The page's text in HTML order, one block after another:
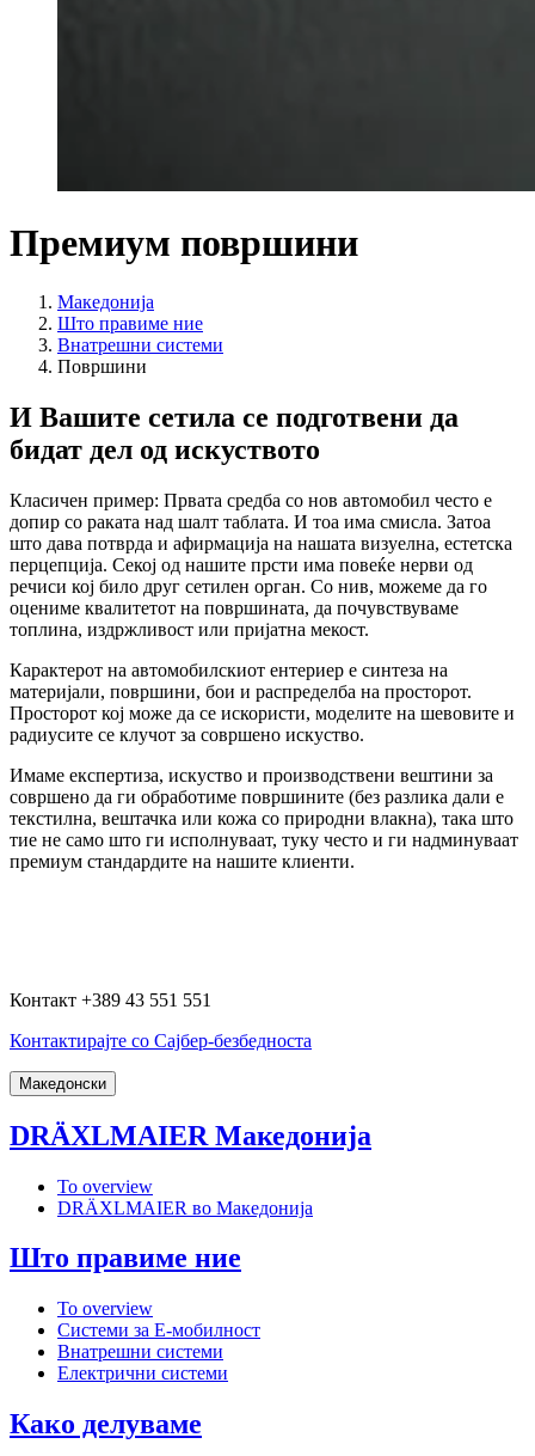
Премиум површини
Македонија
Што правиме ние
Внатрешни системи
Површини
И Вашите сетила се подготвени да
бидат дел од искуството
Класичен пример: Првата средба со нов автомобил често е
допир со раката над шалт таблата. И тоа има смисла. Затоа
што дава потврда и афирмација на нашата визуелна, естетска
перцепција. Секој од нашите прсти има повеќе нерви од
речиси кој било друг сетилен орган. Со нив, можеме да го
оцениме квалитетот на површината, да почувствуваме
топлина, издржливост или пријатна мекост.
Карактерот на автомобилскиот ентериер е синтеза на
материјали, површини, бои и распределба на просторот.
Просторот кој може да се искористи, моделите на шевовите и
радиусите се клучот за совршено искуство.
Имаме експертиза, искуство и производствени вештини за
совршено да ги обработиме површините (без разлика дали е
текстилна, вештачка или кожа со природни влакна), така што
тие не само што ги исполнуваат, туку често и ги надминуваат
премиум стандардите на нашите клиенти.
Контакт +389 43 551 551
Контактирајте со Сајбер-безбедноста
Македонски
DRÄXLMAIER Македонија
To overview
DRÄXLMAIER во Македонија
Што правиме ние
To overview
Системи за Е-мобилност
Внатрешни системи
Електрични системи
Како делуваме